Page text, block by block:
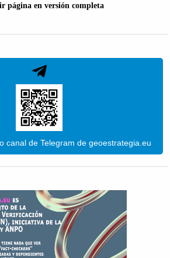
página en versión completa
canal de Telegram de geoestrategia.eu